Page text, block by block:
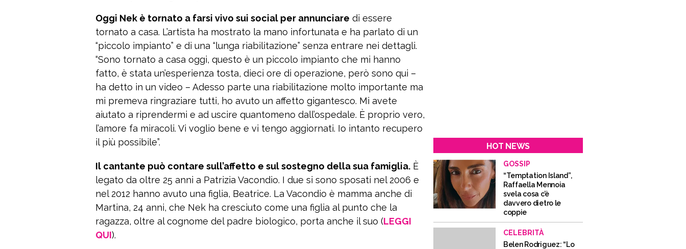
Oggi Nek è tornato a farsi vivo sui social per annunciare di essere
tornato a casa. L’artista ha mostrato la mano infortunata e ha parlato di un
“piccolo impianto” e di una “lunga riabilitazione” senza entrare nei dettagli.
“Sono tornato a casa oggi, questo è un piccolo impianto che mi hanno
fatto, è stata un’esperienza tosta, dieci ore di operazione, però sono qui –
ha detto in un video – Adesso parte una riabilitazione molto importante ma
mi premeva ringraziare tutti, ho avuto un affetto gigantesco. Mi avete
aiutato a riprendermi e ad uscire quantomeno dall’ospedale. È proprio vero,
l’amore fa miracoli. Vi voglio bene e vi tengo aggiornati. Io intanto recupero
il più possibile”.
Il cantante può contare sull’affetto e sul sostegno della sua famiglia. È
legato da oltre 25 anni a Patrizia Vacondio. I due si sono sposati nel 2006 e
nel 2012 hanno avuto una figlia, Beatrice. La Vacondio è mamma anche di
Martina, 24 anni, che Nek ha cresciuto come una figlia al punto che la
ragazza, oltre al cognome del padre biologico, porta anche il suo (LEGGI
QUI).
HOT NEWS
GOSSIP
“Temptation Island”,
Raffaella Mennoia
svela cosa c’è
davvero dietro le
coppie
CELEBRITÀ
Belen Rodriguez: “Lo